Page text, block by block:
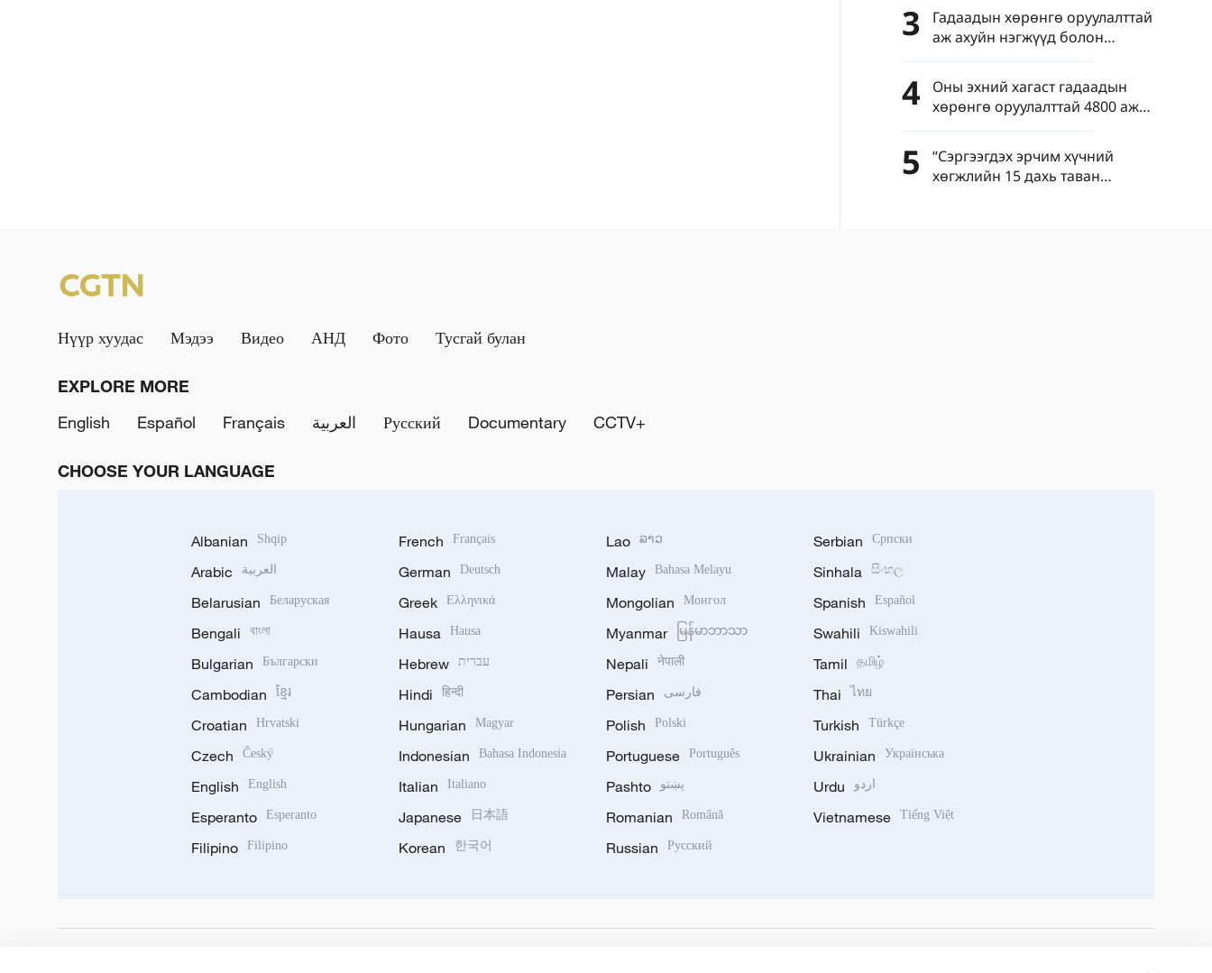
3
Гадаадын хөрөнгө оруулалттай
аж ахуйн нэгжүүд болон
төрийн өмчит аж ахуйн
нэгжүүдийн импорт, экспорт
хоёр оронтой тоогоор өсөв
4
Оны эхний хагаст гадаадын
хөрөнгө оруулалттай 4800 аж
ахуйн нэгж Хятадад хөрөнгө
оруулалтаа нэмэгдүүлэв
5
“Сэргээгдэх эрчим хүчний
хөгжлийн 15 дахь таван
Нүүр хуудас Мэдээ Видео АНД Фото Тусгай булан
EXPLORE MORE
English
Español Français العربية Русский Documentary CCTV+
CHOOSE YOUR LANGUAGE
Albanian Shqip
Arabic العربية
Belarusian Беларуская
Bengali বাংলা
Bulgarian Български
Cambodian ខ្មែរ
Croatian Hrvatski
Czech Český
English English
Esperanto Esperanto
Filipino Filipino
French Français
German Deutsch
Greek Ελληνικά
Hausa Hausa
Hebrew עברית
Hindi हिन्दी
Hungarian Magyar
Indonesian Bahasa Indonesia
Italian Italiano
Japanese 日本語
Korean 한국어
Lao ລາວ
Malay Bahasa Melayu
Mongolian Монгол
Myanmar မြန်မာဘာသာ
Nepali नेपाली
Persian فارسی
Polish Polski
Portuguese Português
Pashto پښتو
Romanian Română
Russian Русский
Serbian Српски
Sinhala සිංහල
Spanish Español
Swahili Kiswahili
Tamil தமிழ்
Thai ไทย
Turkish Türkçe
Ukrainian Українська
Urdu اردو
Vietnamese Tiếng Việt